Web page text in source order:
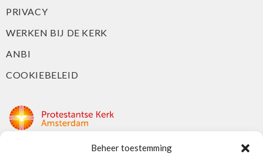
Beheer toestemming
PRIVACY
WERKEN BIJ DE KERK
ANBI
COOKIEBELEID